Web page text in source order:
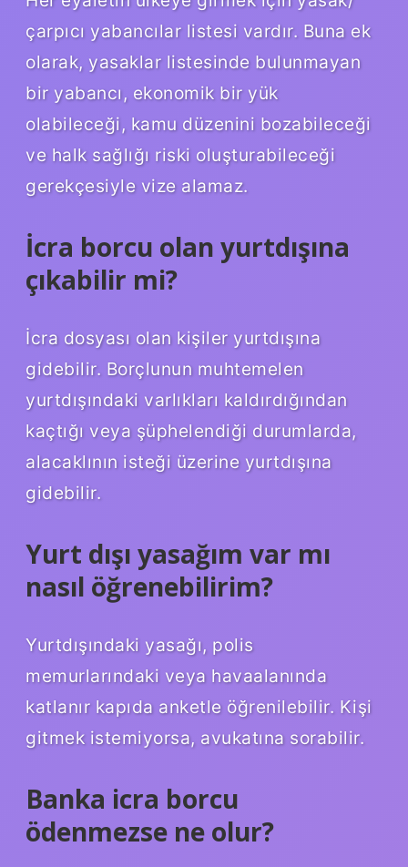
çarpıcı yabancılar listesi vardır. Buna ek
olarak, yasaklar listesinde bulunmayan
bir yabancı, ekonomik bir yük
olabileceği, kamu düzenini bozabileceği
ve halk sağlığı riski oluşturabileceği
gerekçesiyle vize alamaz.
İcra borcu olan yurtdışına
çıkabilir mi?
İcra dosyası olan kişiler yurtdışına
gidebilir. Borçlunun muhtemelen
yurtdışındaki varlıkları kaldırdığından
kaçtığı veya şüphelendiği durumlarda,
alacaklının isteği üzerine yurtdışına
gidebilir.
Yurt dışı yasağım var mı
nasıl öğrenebilirim?
Yurtdışındaki yasağı, polis
memurlarındaki veya havaalanında
katlanır kapıda anketle öğrenilebilir. Kişi
gitmek istemiyorsa, avukatına sorabilir.
Banka icra borcu
ödenmezse ne olur?